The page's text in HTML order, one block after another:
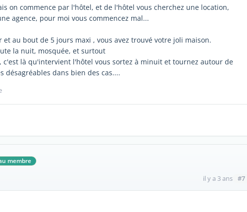
on commence par l'hôtel, et de l'hôtel vous cherchez une location,
agence, pour moi vous commencez mal...
au bout de 5 jours maxi , vous avez trouvé votre joli maison.
la nuit, mosquée, et surtout
là qu'intervient l'hôtel vous sortez à minuit et tournez autour de
dans bien des cas....
membre
il y a 3 ans #7